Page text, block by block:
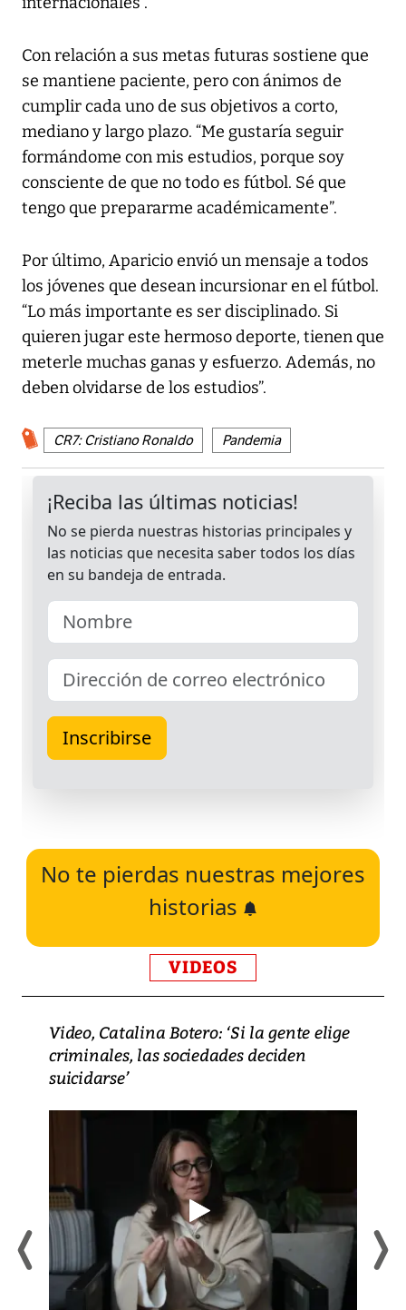
Con relación a sus metas futuras sostiene que
se mantiene paciente, pero con ánimos de
cumplir cada uno de sus objetivos a corto,
mediano y largo plazo. “Me gustaría seguir
formándome con mis estudios, porque soy
consciente de que no todo es fútbol. Sé que
tengo que prepararme académicamente”.
Por último, Aparicio envió un mensaje a todos
los jóvenes que desean incursionar en el fútbol.
“Lo más importante es ser disciplinado. Si
quieren jugar este hermoso deporte, tienen que
meterle muchas ganas y esfuerzo. Además, no
deben olvidarse de los estudios”.
CR7: Cristiano Ronaldo Pandemia
No te pierdas nuestras mejores
historias
VIDEOS
Video, Catalina Botero: ‘Si la gente elige
criminales, las sociedades deciden
suicidarse’